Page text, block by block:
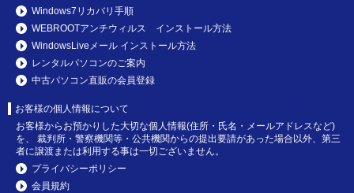
Windows7リカバリ手順
WEBROOTアンチウィルス インストール方法
WindowsLiveメール インストール方法
レンタルパソコンのご案内
中古パソコン直販の会員登録
お客様の個人情報について
お客様からお預かりした大切な個人情報(住所・氏名・メールアドレスなど)
を、 裁判所・警察機関等・公共機関からの提出要請があった場合以外、第三
者に譲渡または利用する事は一切ございません。
プライバシーポリシー
会員規約